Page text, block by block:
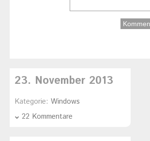
23. November 2013
Kategorie: Windows
22 Kommentare